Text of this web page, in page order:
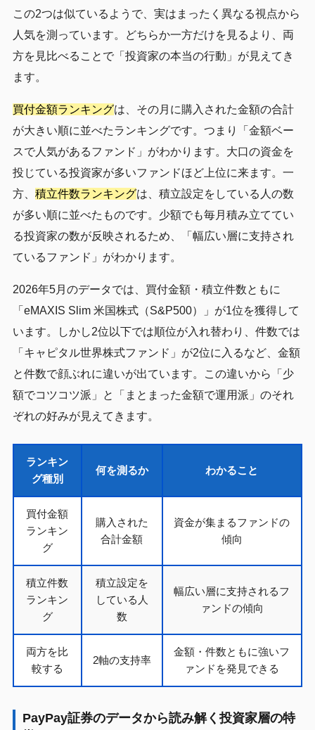
この2つは似ているようで、実はまったく異なる視点から
人気を測っています。どちらか一方だけを見るより、両
方を見比べることで「投資家の本当の行動」が見えてき
ます。
買付金額ランキングは、その月に購入された金額の合計
が大きい順に並べたランキングです。つまり「金額ベー
スで人気があるファンド」がわかります。大口の資金を
投じている投資家が多いファンドほど上位に来ます。一
方、 積立件数ランキングは、積立設定をしている人の数
が多い順に並べたものです。少額でも毎月積み立ててい
る投資家の数が反映されるため、「幅広い層に支持され
ているファンド」がわかります。
2026年5月のデータでは、買付金額・積立件数ともに
「eMAXIS Slim 米国株式（S&P500）」が1位を獲得して
います。しかし2位以下では順位が入れ替わり、件数では
「キャピタル世界株式ファンド」が2位に入るなど、金額
と件数で顔ぶれに違いが出ています。この違いから「少
額でコツコツ派」と「まとまった金額で運用派」のそれ
ぞれの好みが見えてきます。
ランキン
グ種別
何を測るか わかること
買付金額
ランキン
グ
購入された
合計金額
資金が集まるファンドの
傾向
積立件数
ランキン
グ
積立設定を
している人
数
幅広い層に支持されるフ
ァンドの傾向
両方を比
較する
2軸の支持率
金額・件数ともに強いフ
ァンドを発見できる
PayPay証券のデータから読み解く投資家層の特